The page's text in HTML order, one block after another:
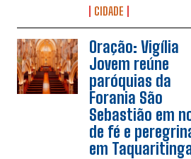
CIDADE
Oração: Vigília
Jovem reúne
paróquias da
Forania São
Sebastião em
de fé e
em